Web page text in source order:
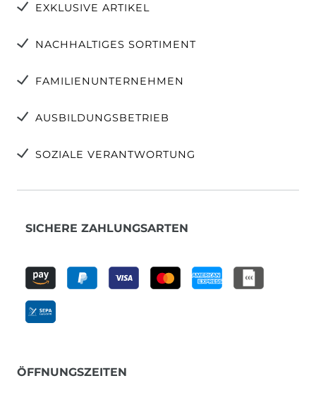
EXKLUSIVE ARTIKEL
NACHHALTIGES SORTIMENT
FAMILIENUNTERNEHMEN
AUSBILDUNGSBETRIEB
SOZIALE VERANTWORTUNG
SICHERE ZAHLUNGSARTEN
ÖFFNUNGSZEITEN